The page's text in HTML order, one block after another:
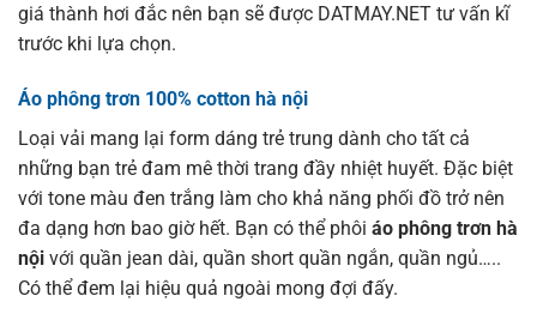
giá thành hơi đắc nên bạn sẽ được DATMAY.NET tư vấn kĩ
trước khi lựa chọn.
Áo phông trơn 100% cotton hà nội
Loại vải mang lại form dáng trẻ trung dành cho tất cả
những bạn trẻ đam mê thời trang đầy nhiệt huyết. Đặc biệt
với tone màu đen trắng làm cho khả năng phối đồ trở nên
đa dạng hơn bao giờ hết. Bạn có thể phôi áo phông trơn hà
nội với quần jean dài, quần short quần ngắn, quần ngủ…..
Có thể đem lại hiệu quả ngoài mong đợi đấy.